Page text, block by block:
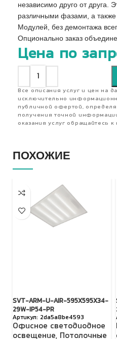
независимо друго от друга.
различными фазами, а также
Модулей, без демонтажа
Опционально заказ
Цена по
Все описания услуг и цен на
исключительно
публичной офертой,
получения точной
оказания услуг обращайтесь
ПОХОЖИЕ
SVT-ARM-U-AIR-595X595X34-
29W-IP54-PR
2da5a8be4593
Офисное светодиодное
освещение, Потолочные